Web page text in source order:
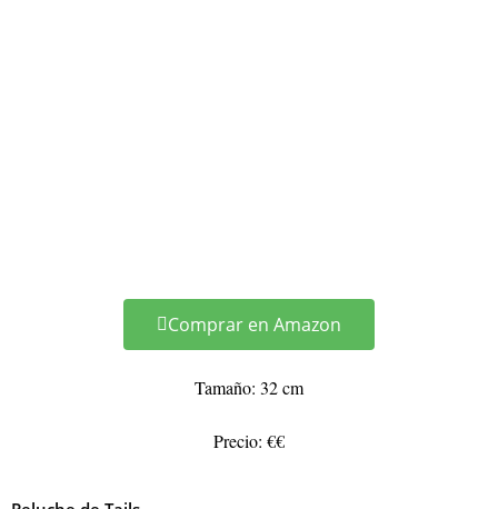
Comprar en Amazon
Tamaño: 32 cm
Precio: €€